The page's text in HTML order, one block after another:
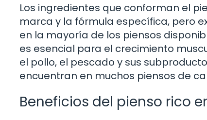
Los ingredientes que conforman el
marca y la fórmula específica, pero
en la mayoría de los piensos
es esencial para el crecimiento
el pollo, el pescado y sus
encuentran en muchos piensos de
Beneficios del pienso rico